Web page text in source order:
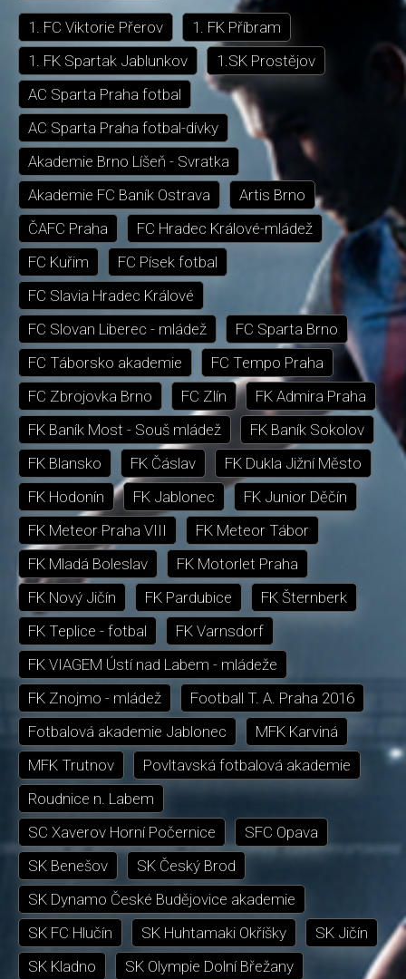
1. FC Viktorie Přerov
1. FK Příbram
1. FK Spartak Jablunkov
1.SK Prostějov
AC Sparta Praha fotbal
AC Sparta Praha fotbal-dívky
Akademie Brno Líšeň - Svratka
Akademie FC Baník Ostrava
Artis Brno
ČAFC Praha
FC Hradec Králové-mládež
FC Kuřim
FC Písek fotbal
FC Slavia Hradec Králové
FC Slovan Liberec - mládež
FC Sparta Brno
FC Táborsko akademie
FC Tempo Praha
FC Zbrojovka Brno
FC Zlín
FK Admira Praha
FK Baník Most - Souš mládež
FK Baník Sokolov
FK Blansko
FK Čáslav
FK Dukla Jižní Město
FK Hodonín
FK Jablonec
FK Junior Děčín
FK Meteor Praha VIII
FK Meteor Tábor
FK Mladá Boleslav
FK Motorlet Praha
FK Nový Jičín
FK Pardubice
FK Šternberk
FK Teplice - fotbal
FK Varnsdorf
FK VIAGEM Ústí nad Labem - mládeže
FK Znojmo - mládež
Football T. A. Praha 2016
Fotbalová akademie Jablonec
MFK Karviná
MFK Trutnov
Povltavská fotbalová akademie
Roudnice n. Labem
SC Xaverov Horní Počernice
SFC Opava
SK Benešov
SK Český Brod
SK Dynamo České Budějovice akademie
SK FC Hlučín
SK Huhtamaki Okříšky
SK Jičín
SK Kladno
SK Olympie Dolní Břežany